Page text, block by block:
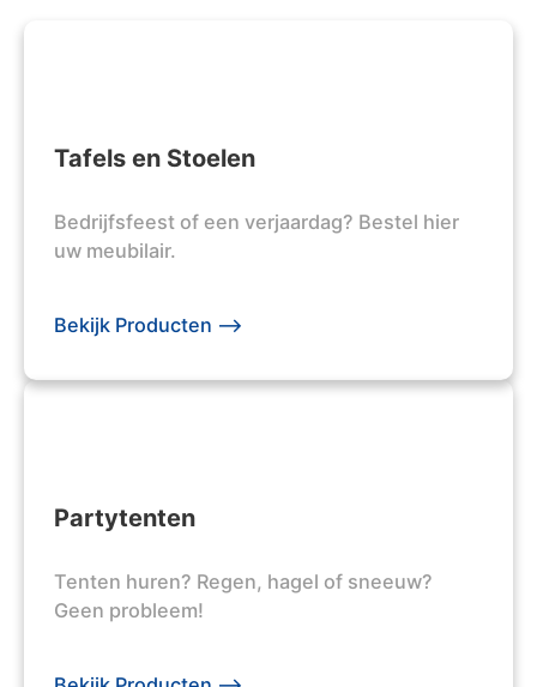
Tafels en Stoelen
Bedrijfsfeest of een verjaardag? Bestel hier
uw meubilair.
Bekijk Producten -->
Partytenten
Tenten huren? Regen, hagel of sneeuw?
Geen probleem!